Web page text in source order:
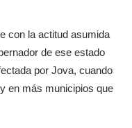
con la actitud asumida
de ese estado
por Jova, cuando
en más municipios que